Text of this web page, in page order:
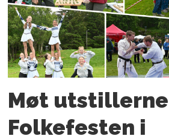
Møt
Folkefesten i